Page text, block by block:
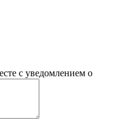
с уведомлением о